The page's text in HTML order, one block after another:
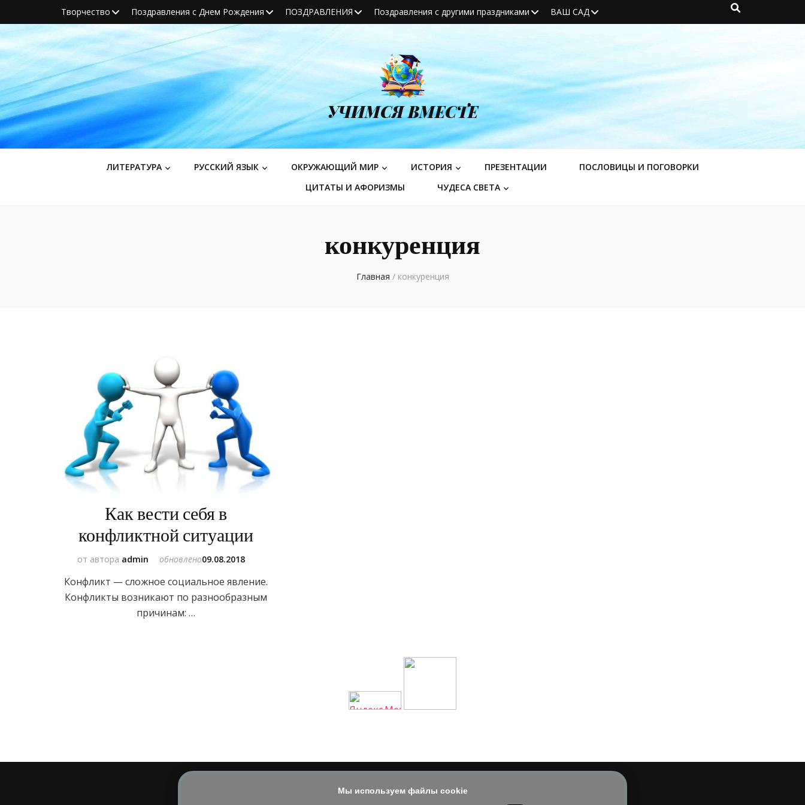
Творчество Поздравления с Днем Рождения ПОЗДРАВЛЕНИЯ Поздравления с другими праздниками ВАШ САД
УЧИМСЯ ВМЕСТЕ
ЛИТЕРАТУРА РУССКИЙ ЯЗЫК ОКРУЖАЮЩИЙ МИР ИСТОРИЯ ПРЕЗЕНТАЦИИ
ПОСЛОВИЦЫ И ПОГОВОРКИ
ЦИТАТЫ И АФОРИЗМЫ
ЧУДЕСА СВЕТА
конкуренция
Главная / конкуренция
Как вести себя в
конфликтной ситуации
от автора admin обновлено09.08.2018
Конфликт — сложное социальное явление.
Конфликты возникают по разнообразным
причинам: …
Мы используем файлы cookie
© 2014 - 2026